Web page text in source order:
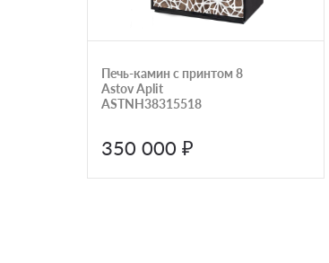
Печь-камин с принтом 8
Astov Aplit
ASTNH38315518
350 000 ₽